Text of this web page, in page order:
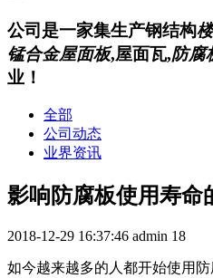
公司是一家集生产钢结构
锰合金屋面板,屋面瓦,防腐
业！
全部
公司动态
业界资讯
影响防腐板使用寿命
2018-12-29 16:37:46 admin 18
如今越来越多的人都开始使用